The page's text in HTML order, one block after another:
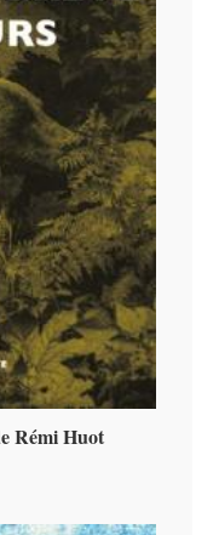
Rémi Huot